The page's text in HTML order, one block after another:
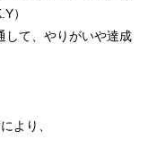
）
て、やりがいや達成
より、